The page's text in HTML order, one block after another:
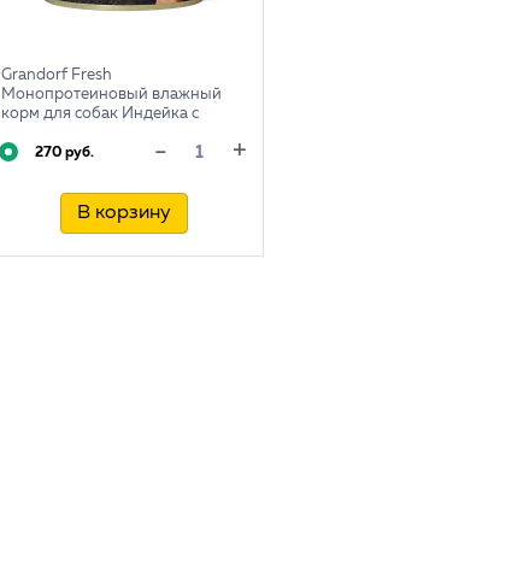
Grandorf Fresh
Монопротеиновый влажный
корм для собак Индейка с
270 руб. - +
В корзину